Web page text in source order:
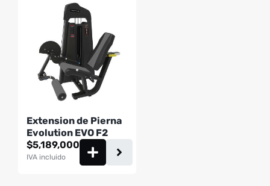
Extension de Pierna
Evolution EVO F2
$5,189,000
IVA incluido